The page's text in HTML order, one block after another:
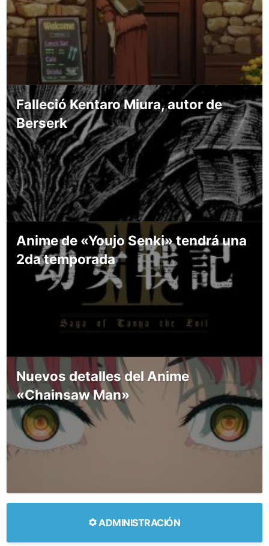
Falleció Kentaro Miura, autor de
Berserk
Anime de «Youjo Senki» tendrá una
2da temporada
Nuevos detalles del Anime
«Chainsaw Man»
ADMINISTRACIÓN